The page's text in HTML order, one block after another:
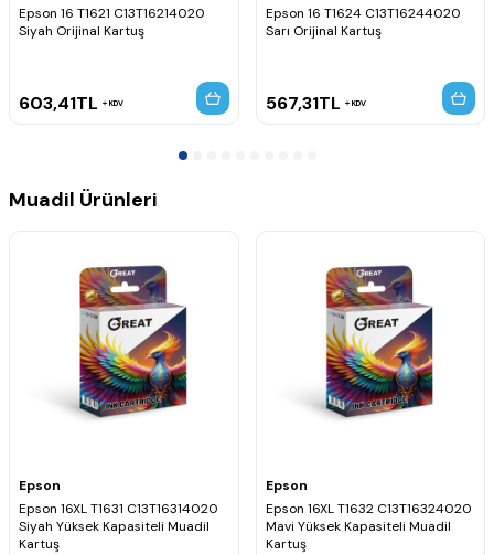
Epson 16 T1621 C13T16214020
Siyah Orijinal Kartuş
603,41TL KDV
Epson 16 T1624 C13T16244020
Sarı Orijinal Kartuş
567,31TL KDV
Muadil Ürünleri
Epson
Epson 16XL T1631 C13T16314020
Siyah Yüksek Kapasiteli Muadil
Kartuş
Epson
Epson 16XL T1632 C13T16324020
Mavi Yüksek Kapasiteli Muadil
Kartuş